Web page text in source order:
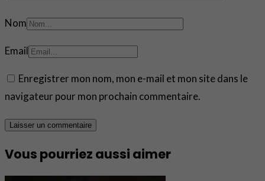
Nom
Email
Enregistrer mon nom, mon e-mail et mon site dans le
navigateur pour mon prochain commentaire.
Vous pourriez aussi aimer